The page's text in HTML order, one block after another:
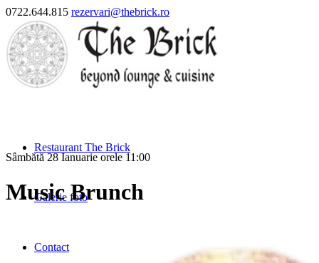
0722.644.815 rezervari@thebrick.ro
Restaurant The Brick
Galerie foto
Contact
Sâmbătă 28 Ianuarie orele 11:00
Music Brunch